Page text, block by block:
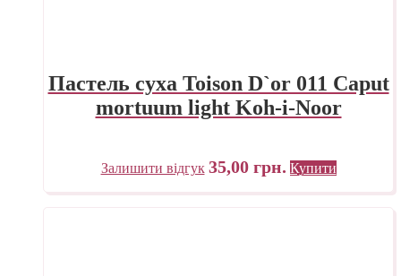
Пастель суха Toison D`or 011 Caput
mortuum light Koh-i-Noor
Залишити відгук 35,00 грн. Купити